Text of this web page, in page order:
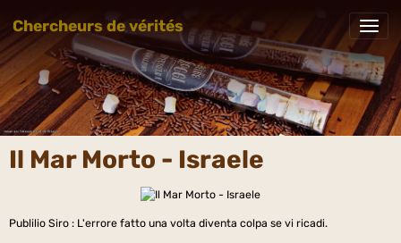
Chercheurs de vérités
Il Mar Morto - Israele
Publilio Siro : L'errore fatto una volta diventa colpa se vi ricadi.